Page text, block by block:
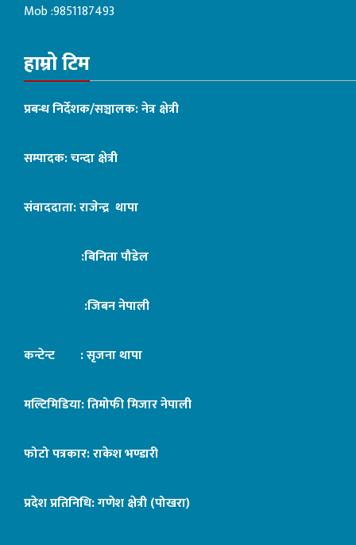
Mob :9851187493
हाम्रो टिम
प्रबन्ध निर्देशक/सञ्चालक: नेत्र क्षेत्री
सम्पादक: चन्दा क्षेत्री
संवाददाता: राजेन्द्र थापा
:बिनिता पौडेल
:जिबन नेपाली
कन्टेन्ट : सृजना थापा
मल्टिमिडिया: तिमोफी मिजार नेपाली
फोटो पत्रकार: राकेश भण्डारी
प्रदेश प्रतिनिधि: गणेश क्षेत्री (पोखरा)